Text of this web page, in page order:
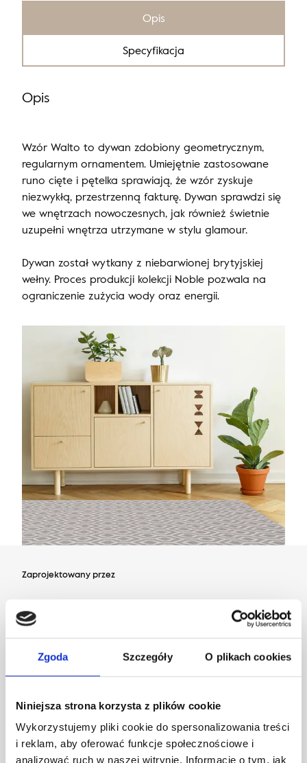
Zgoda Szczegóły O plikach cookies
Niniejsza strona korzysta z plików cookie
Wykorzystujemy pliki cookie do spersonalizowania treści
i reklam, aby oferować funkcje społecznościowe i
analizować ruch w naszej witrynie. Informacje o tym, jak
Opis
Specyfikacja
Opis
Wzór Walto to dywan zdobiony geometrycznym,
regularnym ornamentem. Umiejętnie zastosowane
runo cięte i pętelka sprawiają, że wzór zyskuje
niezwykłą, przestrzenną fakturę. Dywan sprawdzi się
we wnętrzach nowoczesnych, jak również świetnie
uzupełni wnętrza utrzymane w stylu glamour.
Dywan został wytkany z niebarwionej brytyjskiej
wełny. Proces produkcji kolekcji Noble pozwala na
ograniczenie zużycia wody oraz energii.
Zaprojektowany przez
Dział Wzornictwa Agnelli